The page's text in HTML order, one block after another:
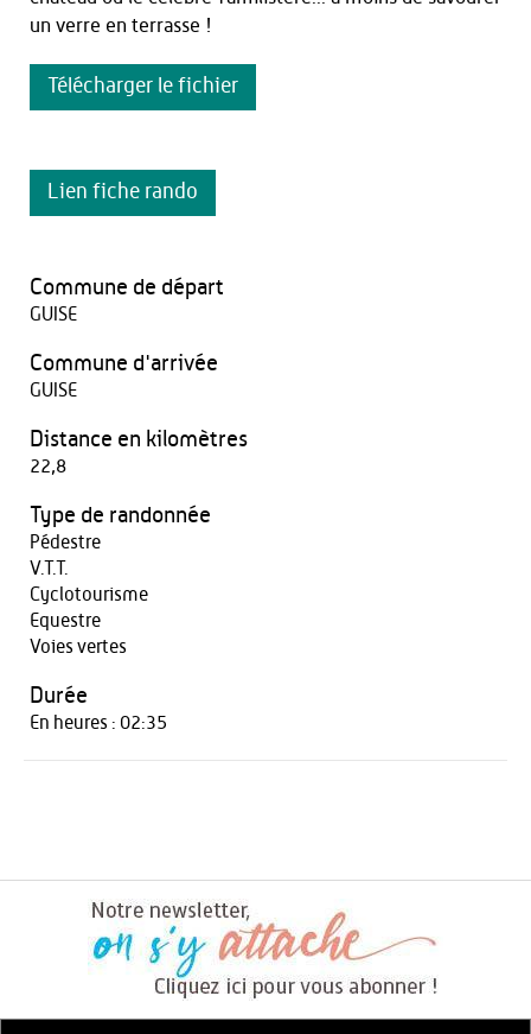
un verre en terrasse !
Télécharger le fichier
Lien fiche rando
Commune de départ
GUISE
Commune d'arrivée
GUISE
Distance en kilomètres
22,8
Type de randonnée
Pédestre
V.T.T.
Cyclotourisme
Equestre
Voies vertes
Durée
En heures : 02:35